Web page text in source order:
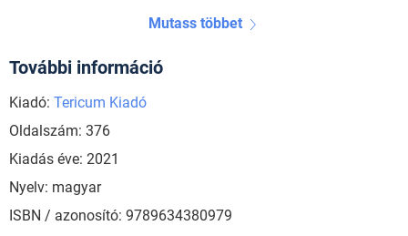
Mutass többet
További információ
Kiadó: Tericum Kiadó
Oldalszám: 376
Kiadás éve: 2021
Nyelv: magyar
ISBN / azonosító: 9789634380979